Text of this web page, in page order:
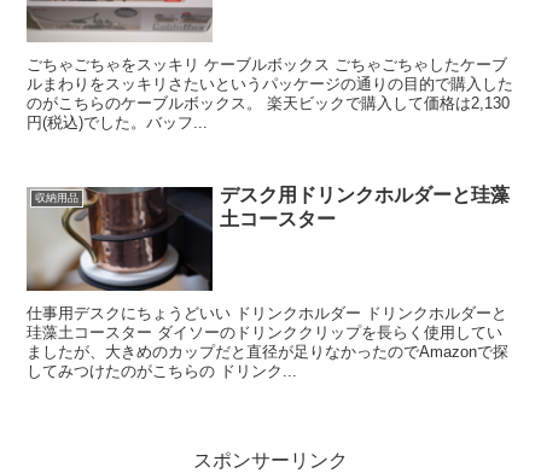
ごちゃごちゃをスッキリ ケーブルボックス ごちゃごちゃしたケーブ
ルまわりをスッキリさたいというパッケージの通りの目的で購入した
のがこちらのケーブルボックス。 楽天ビックで購入して価格は2,130
円(税込)でした。バッフ...
収納用品
デスク用ドリンクホルダーと珪藻
土コースター
仕事用デスクにちょうどいい ドリンクホルダー ドリンクホルダーと
珪藻土コースター ダイソーのドリンククリップを長らく使用してい
ましたが、大きめのカップだと直径が足りなかったのでAmazonで探
してみつけたのがこちらの ドリンク...
スポンサーリンク